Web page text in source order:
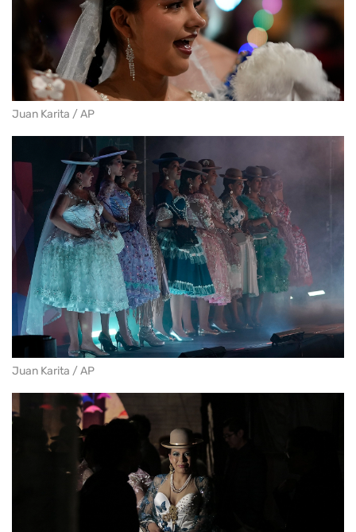
Juan Karita / AP
Juan Karita / AP